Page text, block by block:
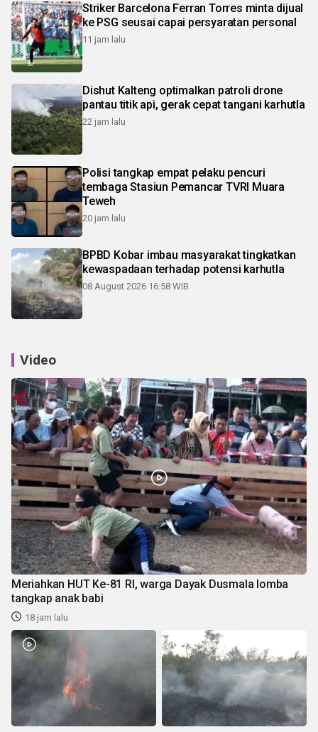
Striker Barcelona Ferran Torres minta dijual
ke PSG seusai capai persyaratan personal
11 jam lalu
Dishut Kalteng optimalkan patroli drone
pantau titik api, gerak cepat tangani karhutla
22 jam lalu
Polisi tangkap empat pelaku pencuri
tembaga Stasiun Pemancar TVRI Muara
Teweh
20 jam lalu
BPBD Kobar imbau masyarakat tingkatkan
kewaspadaan terhadap potensi karhutla
08 August 2026 16:58 WIB
Video
Meriahkan HUT Ke-81 RI, warga Dayak Dusmala lomba
tangkap anak babi
18 jam lalu